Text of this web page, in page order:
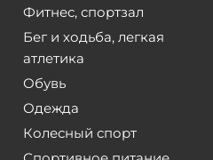
Фитнес, спортзал
Бег и ходьба, легкая
атлетика
Обувь
Одежда
Колесный спорт